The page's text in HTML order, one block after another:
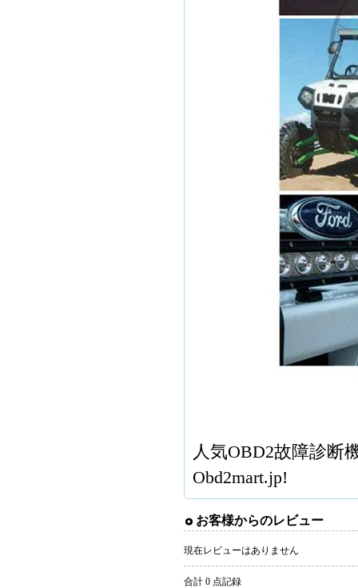
人気OBD2故障診断
Obd2mart.jp!
お客様からのレビュー
現在レビューはありません
合計 0 点記録